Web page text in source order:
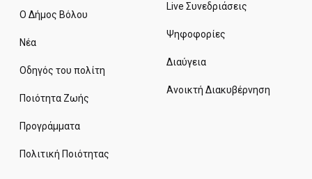
Ο Δήμος Βόλου
Νέα
Οδηγός του πολίτη
Ποιότητα Ζωής
Προγράμματα
Πολιτική Ποιότητας
Live Συνεδριάσεις
Ψηφοφορίες
Διαύγεια
Ανοικτή Διακυβέρνηση